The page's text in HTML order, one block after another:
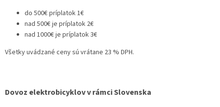
do 500€ príplatok 1€
nad 500€ je príplatok 2€
nad 1000€ je príplatok 3€
Všetky uvádzané ceny sú vrátane 23 % DPH.
Dovoz elektrobicyklov v rámci Slovenska